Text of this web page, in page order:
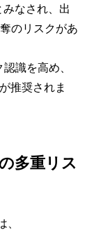
なされ、出
のリスクがあ
識を高め、
推奨されま
多重リス
、